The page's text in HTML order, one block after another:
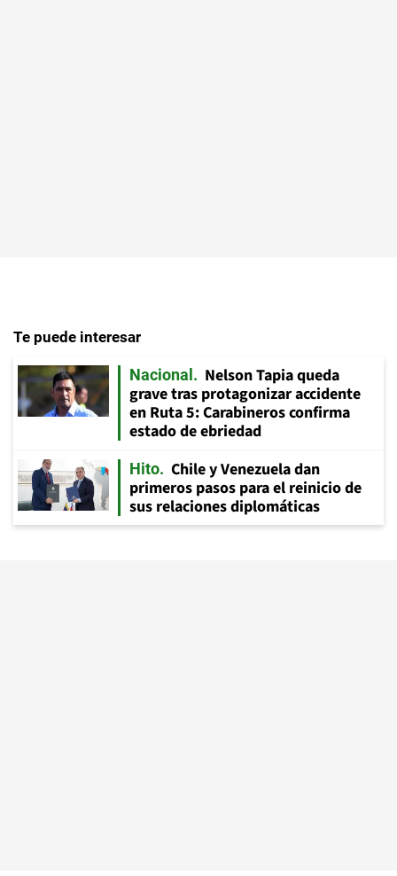
Te puede interesar
Nacional
Nelson Tapia queda
grave tras protagonizar accidente
en Ruta 5: Carabineros confirma
estado de ebriedad
Hito
Chile y Venezuela dan
primeros pasos para el reinicio de
sus relaciones diplomáticas